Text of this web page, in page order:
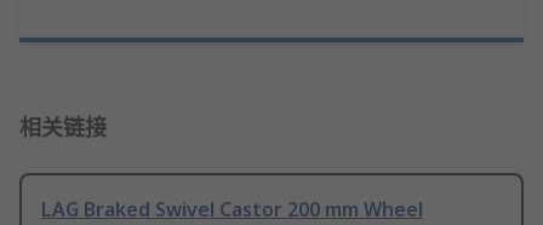
相关链接
LAG Braked Swivel Castor 200 mm Wheel